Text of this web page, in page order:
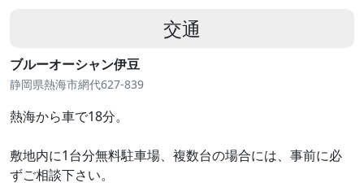
交通
ブルーオーシャン伊豆
静岡県熱海市網代627-839
熱海から車で18分。
敷地内に1台分無料駐車場、複数台の場合には、事前に必
ずご相談下さい。